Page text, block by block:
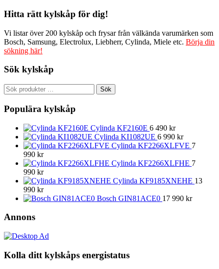
Hitta rätt kylskåp för dig!
Vi listar över 200 kylskåp och frysar från välkända varumärken som
Bosch, Samsung, Electrolux, Liebherr, Cylinda, Miele etc. Börja din
sökning här!
Sök kylskåp
Sök
efter:
Sök
Populära kylskåp
Cylinda KF2160E 6 490 kr
Cylinda KI1082UE 6 990 kr
Cylinda KF2266XLFVE 7
990 kr
Cylinda KF2266XLFHE 7
990 kr
Cylinda KF9185XNEHE 13
990 kr
Bosch GIN81ACE0 17 990 kr
Annons
Kolla ditt kylskåps energistatus